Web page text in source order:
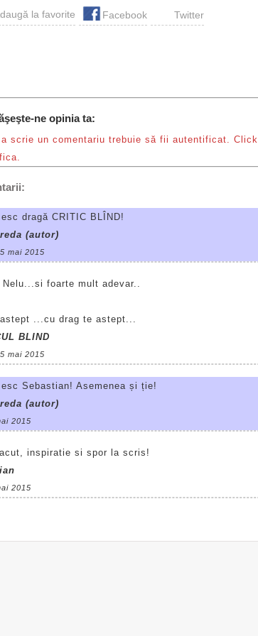
Facebook Twitter
ne opinia ta:
scrie un comentariu trebuie să fii autentificat. Click
dragă CRITIC BLÎND!
(autor)
mai 2015
Nelu...si foarte mult adevar..
...cu drag te astept...
BLIND
mai 2015
Sebastian! Asemenea și ție!
(autor)
2015
inspiratie si spor la scris!
2015